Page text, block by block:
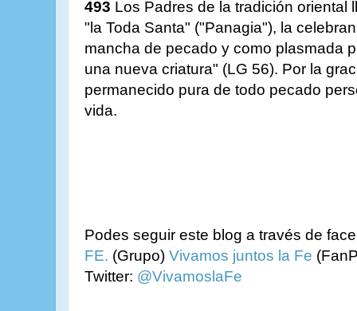
493 Los Padres de la tradición oriental
"la Toda Santa" ("Panagia"), la
mancha de pecado y como plasmada
una nueva criatura" (LG 56). Por la
permanecido pura de todo pecado
vida.
Podes seguir este blog a través de
FE. (Grupo) Vivamos juntos la Fe
Twitter: @VivamoslaFe